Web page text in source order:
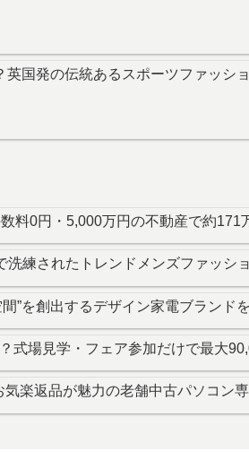
英国発の伝統あるスポーツファッシ
料0円・5,000万円の不動産で約
洗練されたトレンドメンズファッシ
”を創出するデザイン家電ブランド
式場見学・フェア参加だけで最大
楽返品が魅力の老舗中古パソコン専